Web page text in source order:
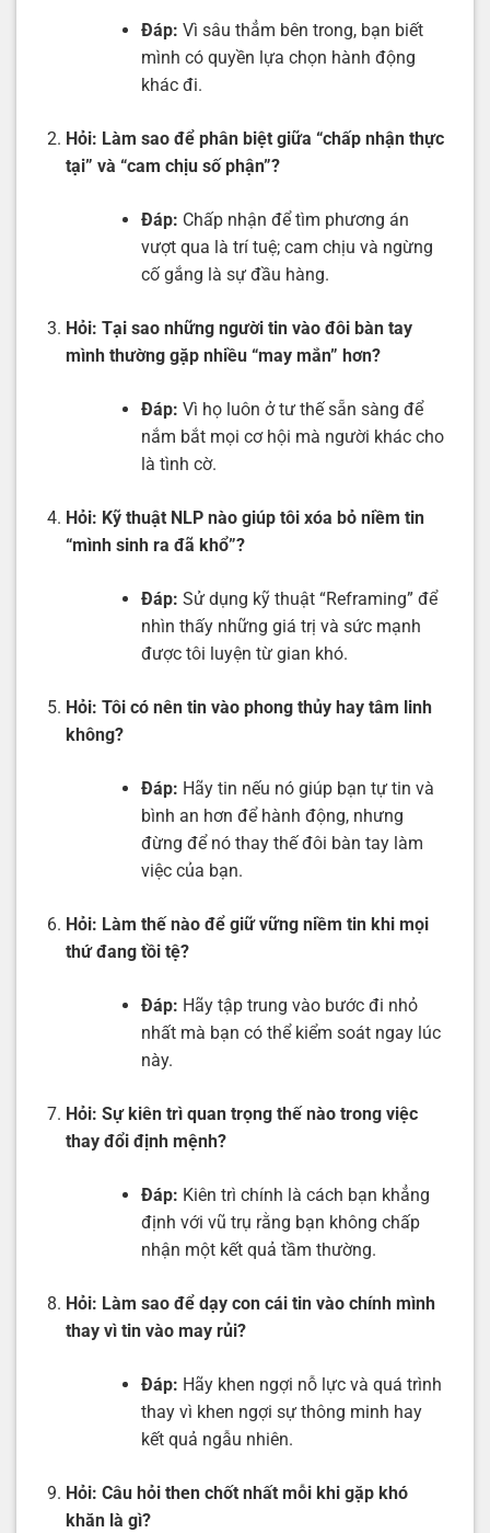
Đáp: Vì sâu thẳm bên trong, bạn biết
mình có quyền lựa chọn hành động
khác đi.
Hỏi: Làm sao để phân biệt giữa “chấp nhận thực
tại” và “cam chịu số phận”?
Đáp: Chấp nhận để tìm phương án
vượt qua là trí tuệ; cam chịu và ngừng
cố gắng là sự đầu hàng.
Hỏi: Tại sao những người tin vào đôi bàn tay
mình thường gặp nhiều “may mắn” hơn?
Đáp: Vì họ luôn ở tư thế sẵn sàng để
nắm bắt mọi cơ hội mà người khác cho
là tình cờ.
Hỏi: Kỹ thuật NLP nào giúp tôi xóa bỏ niềm tin
“mình sinh ra đã khổ”?
Đáp: Sử dụng kỹ thuật “Reframing” để
nhìn thấy những giá trị và sức mạnh
được tôi luyện từ gian khó.
Hỏi: Tôi có nên tin vào phong thủy hay tâm linh
không?
Đáp: Hãy tin nếu nó giúp bạn tự tin và
bình an hơn để hành động, nhưng
đừng để nó thay thế đôi bàn tay làm
việc của bạn.
Hỏi: Làm thế nào để giữ vững niềm tin khi mọi
thứ đang tồi tệ?
Đáp: Hãy tập trung vào bước đi nhỏ
nhất mà bạn có thể kiểm soát ngay lúc
này.
Hỏi: Sự kiên trì quan trọng thế nào trong việc
thay đổi định mệnh?
Đáp: Kiên trì chính là cách bạn khẳng
định với vũ trụ rằng bạn không chấp
nhận một kết quả tầm thường.
Hỏi: Làm sao để dạy con cái tin vào chính mình
thay vì tin vào may rủi?
Đáp: Hãy khen ngợi nỗ lực và quá trình
thay vì khen ngợi sự thông minh hay
kết quả ngẫu nhiên.
Hỏi: Câu hỏi then chốt nhất mỗi khi gặp khó
khăn là gì?